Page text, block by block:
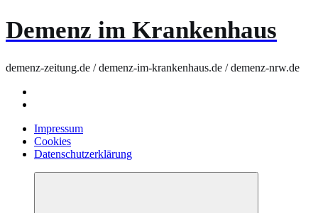
Demenz im Krankenhaus
demenz-zeitung.de / demenz-im-krankenhaus.de / demenz-nrw.de
Impressum
Cookies
Datenschutzerklärung